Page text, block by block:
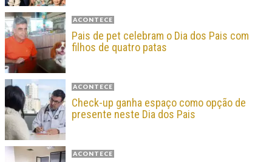
ACONTECE
Pais de pet celebram o Dia dos Pais com
filhos de quatro patas
ACONTECE
Check-up ganha espaço como opção de
presente neste Dia dos Pais
ACONTECE